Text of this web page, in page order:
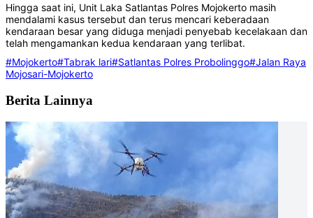
Hingga saat ini, Unit Laka Satlantas Polres Mojokerto masih
mendalami kasus tersebut dan terus mencari keberadaan
kendaraan besar yang diduga menjadi penyebab kecelakaan dan
telah mengamankan kedua kendaraan yang terlibat.
#Mojokerto#Tabrak lari#Satlantas Polres Probolinggo#Jalan Raya
Mojosari-Mojokerto
Berita Lainnya